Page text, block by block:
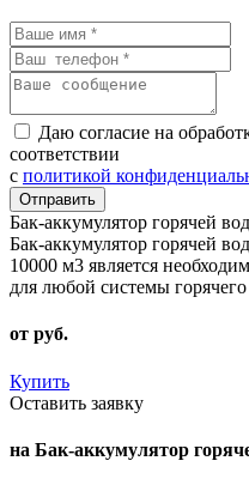
Даю согласие на
соответствии
с политикой
Бак-аккумулятор горячей
Бак-аккумулятор горячей
10000 м3 является
для любой системы
от руб.
Купить
Оставить заявку
на Бак-аккумулятор